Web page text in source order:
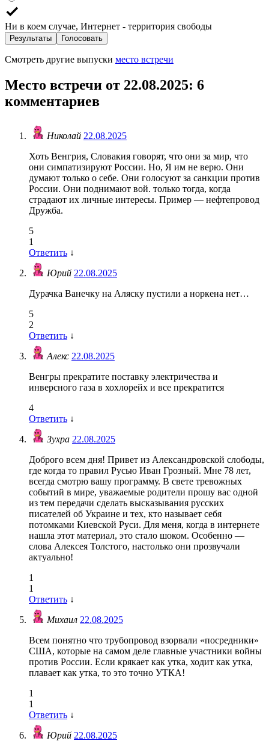
Ни в коем случае, Интернет - территория свободы
Результаты Голосовать
Смотреть другие выпуски место встречи
Место встречи от 22.08.2025: 6
комментариев
Николай 22.08.2025
Хоть Венгрия, Словакия говорят, что они за мир, что
они симпатизируют России. Но, Я им не верю. Они
думают только о себе. Они голосуют за санкции против
России. Они поднимают вой. только тогда, когда
страдают их личные интересы. Пример — нефтепровод
Дружба.
5
1
Ответить ↓
Юрий 22.08.2025
Дурачка Ванечку на Аляску пустили а норкена нет…
5
2
Ответить ↓
Алекс 22.08.2025
Венгры прекратите поставку электричества и
инверсного газа в хохлорейх и все прекратится
4
Ответить ↓
Зухра 22.08.2025
Доброго всем дня! Привет из Александровской слободы,
где когда то правил Русью Иван Грозный. Мне 78 лет,
всегда смотрю вашу программу. В свете тревожных
событий в мире, уважаемые родители прошу вас одной
из тем передачи сделать высказывания русских
писателей об Украине и тех, кто называет себя
потомками Киевской Руси. Для меня, когда в интернете
нашла этот материал, это стало шоком. Особенно —
слова Алексея Толстого, настолько они прозвучали
актуально!
1
1
Ответить ↓
Михаил 22.08.2025
Всем понятно что трубопровод взорвали «посредники»
США, которые на самом деле главные участники войны
против России. Если крякает как утка, ходит как утка,
плавает как утка, то это точно УТКА!
1
1
Ответить ↓
Юрий 22.08.2025